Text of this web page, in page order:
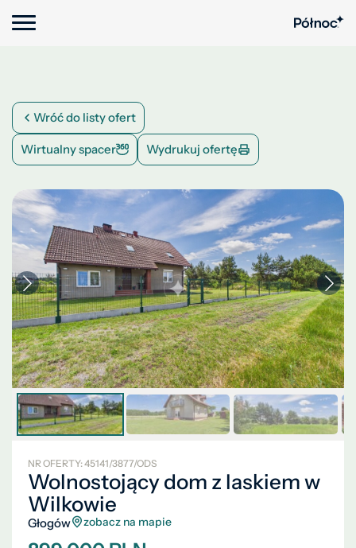
Wróć do listy ofert
Wirtualny spacer Wydrukuj ofertę
NR OFERTY: 45141/3877/ODS
Wolnostojący dom z laskiem w
Wilkowie
Głogów zobacz na mapie